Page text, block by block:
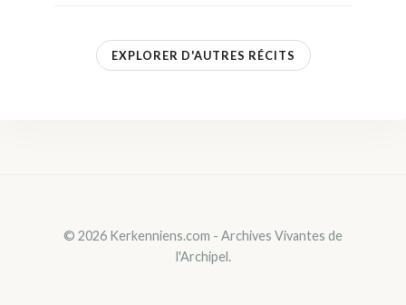
EXPLORER D'AUTRES RÉCITS
© 2026 Kerkenniens.com - Archives Vivantes de
l'Archipel.